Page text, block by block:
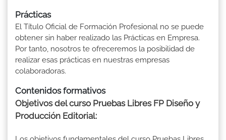
Prácticas
El Título Oficial de Formación Profesional no se puede
obtener sin haber realizado las Prácticas en Empresa.
Por tanto, nosotros te ofreceremos la posibilidad de
realizar esas prácticas en nuestras empresas
colaboradoras.
Contenidos formativos
Objetivos del curso Pruebas Libres FP Diseño y
Producción Editorial: